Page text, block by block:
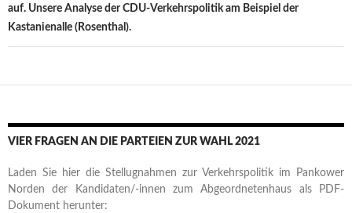
auf. Unsere Analyse der CDU-Verkehrspolitik am Beispiel der
Kastanienalle (Rosenthal).
VIER FRAGEN AN DIE PARTEIEN ZUR WAHL 2021
Laden Sie hier die Stellugnahmen zur Verkehrspolitik im Pankower
Norden der Kandidaten/-innen zum Abgeordnetenhaus als PDF-
Dokument herunter: